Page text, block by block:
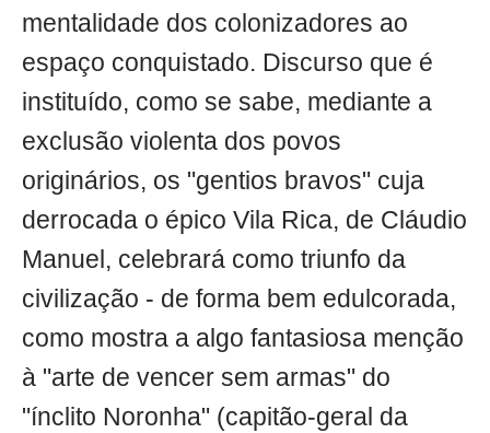
mentalidade dos colonizadores ao
espaço conquistado. Discurso que é
instituído, como se sabe, mediante a
exclusão violenta dos povos
originários, os "gentios bravos" cuja
derrocada o épico Vila Rica, de Cláudio
Manuel, celebrará como triunfo da
civilização - de forma bem edulcorada,
como mostra a algo fantasiosa menção
à "arte de vencer sem armas" do
"ínclito Noronha" (capitão-geral da